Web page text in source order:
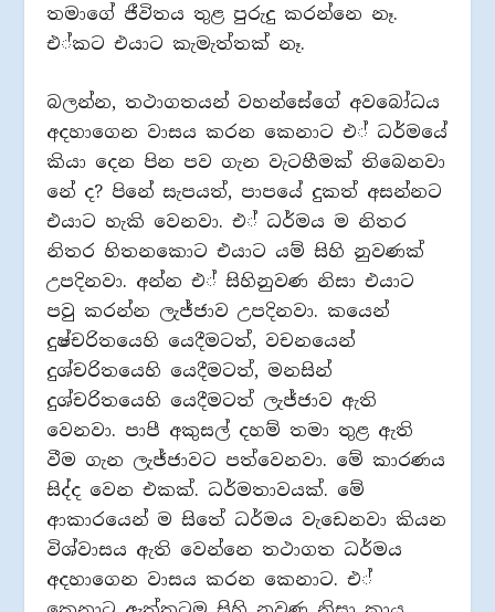
තමාගේ ජීවිතය තුළ පුරුදු කරන්නෙ නෑ.
එ්කට එයාට කැමැත්තක් නෑ.
බලන්න, තථාගතයන් වහන්සේගේ අවබෝධය
අදහාගෙන වාසය කරන කෙනාට එ් ධර්මයේ
කියා දෙන පින පව ගැන වැටහීමක් තිබෙනවා
නේ ද? පිනේ සැපයත්, පාපයේ දුකත් අසන්නට
එයාට හැකි වෙනවා. එ් ධර්මය ම නිතර
නිතර හිතනකොට එයාට යම් සිහි නුවණක්
උපදිනවා. අන්න එ් සිහිනුවණ නිසා එයාට
පවු කරන්න ලැජ්ජාව උපදිනවා. කයෙන්
දුෂ්චරිතයෙහි යෙදීමටත්, වචනයෙන්
දුශ්චරිතයෙහි යෙදීමටත්, මනසින්
දුශ්චරිතයෙහි යෙදීමටත් ලැජ්ජාව ඇති
වෙනවා. පාපී අකුසල් දහම් තමා තුළ ඇති
වීම ගැන ලැජ්ජාවට පත්වෙනවා. මේ කාරණය
සිද්ද වෙන එකක්. ධර්මතාවයක්. මේ
ආකාරයෙන් ම සිතේ ධර්මය වැඩෙනවා කියන
විශ්වාසය ඇති වෙන්නෙ තථාගත ධර්මය
අදහාගෙන වාසය කරන කෙනාට. එ්